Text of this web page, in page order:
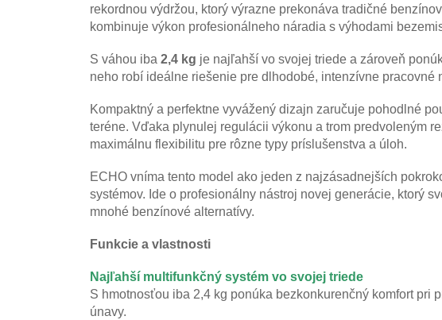
rekordnou výdržou, ktorý výrazne prekonáva tradičné
kombinuje výkon profesionálneho náradia s výhodami
S váhou iba 2,4 kg je najľahší vo svojej triede a zároveň
neho robí ideálne riešenie pre dlhodobé, intenzívne
Kompaktný a perfektne vyvážený dizajn zaručuje pohodlné
teréne. Vďaka plynulej regulácii výkonu a trom predvoleným
maximálnu flexibilitu pre rôzne typy príslušenstva a úloh.
ECHO vníma tento model ako jeden z najzásadnejších
systémov. Ide o profesionálny nástroj novej generácie, ktorý
mnohé benzínové alternatívy.
Funkcie a vlastnosti
Najľahší multifunkčný systém vo svojej triede
S hmotnosťou iba 2,4 kg ponúka bezkonkurenčný komfort pri
únavy.